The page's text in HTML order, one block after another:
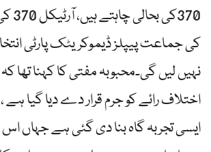
کی جماعت پیپلز ڈیموکریٹک پارٹی
نہیں لیں گی۔محبوبہ مفتی کا کہنا تھا
اختلاف رائے کو جرم قرار دے دیا گیا
ایسی تجربہ گاہ بنا دی گئی ہے جہاں اس